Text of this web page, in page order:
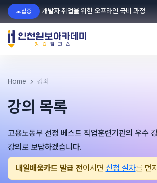
모집중 개발자 취업을 위한 오프라인 국비 과정
로그인
Home 강좌
강의 목록
고용노동부 선정 베스트 직업훈련기관의 우수
강의로 보답하겠습니다.
내일배움카드 발급 전이시면 신청 절차를 먼